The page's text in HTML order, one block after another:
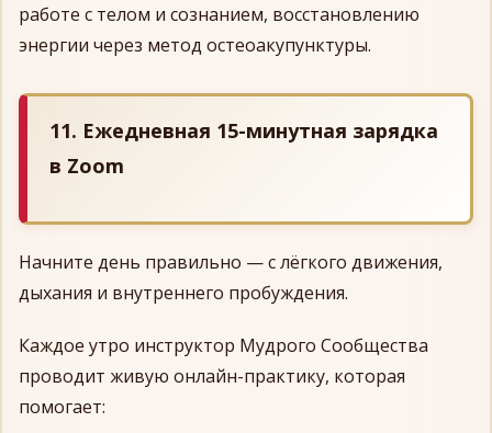
работе с телом и сознанием, восстановлению
энергии через метод остеоакупунктуры.
11. Ежедневная 15-минутная зарядка
в Zoom
Начните день правильно — с лёгкого движения,
дыхания и внутреннего пробуждения.
Каждое утро инструктор Мудрого Сообщества
проводит живую онлайн-практику, которая
помогает: